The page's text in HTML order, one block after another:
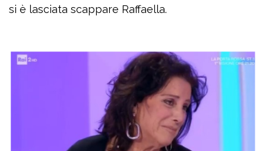
si è lasciata scappare Raffaella.